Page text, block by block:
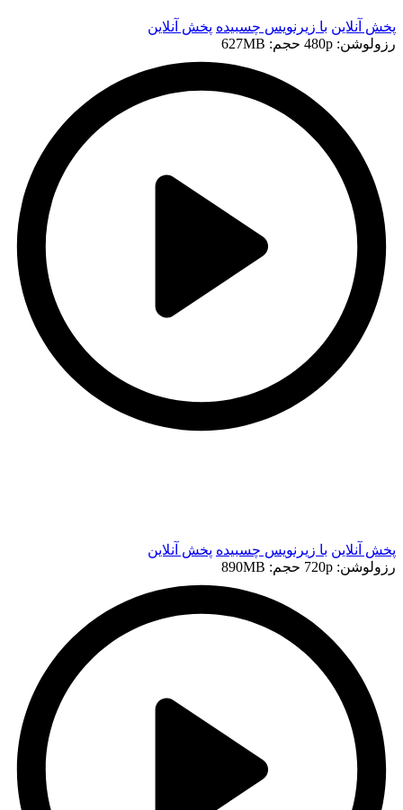
پخش آنلاین با زیرنویس چسبیده پخش آنلاین
رزولوشن: 480p
حجم: 627MB
پخش آنلاین با زیرنویس چسبیده پخش آنلاین
رزولوشن: 720p
حجم: 890MB